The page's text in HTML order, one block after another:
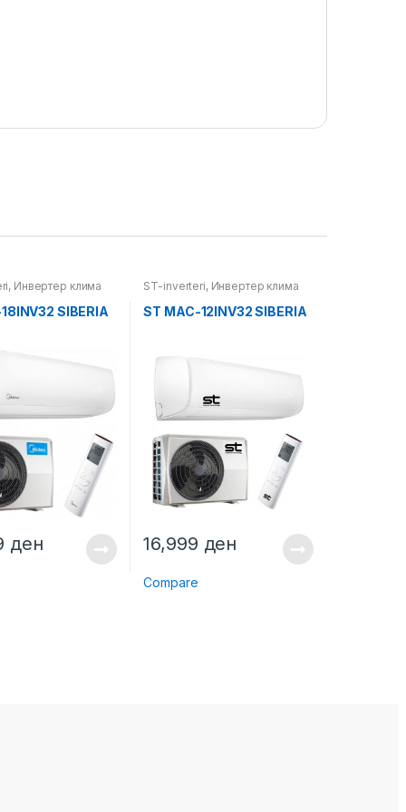
, Инвертер клима
SIBERIA
ден
ST-inverteri, Инвертер клима
Клима уреди
ST MAC-12INV32 SIBERIA
16,999 ден
Compare